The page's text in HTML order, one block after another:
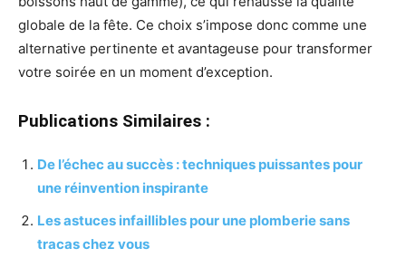
globale de la fête. Ce choix s’impose donc comme une
alternative pertinente et avantageuse pour transformer
votre soirée en un moment d’exception.
Publications Similaires :
De l’échec au succès : techniques puissantes pour
une réinvention inspirante
Les astuces infaillibles pour une plomberie sans
tracas chez vous